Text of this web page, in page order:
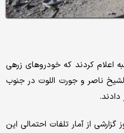
اعلام کردند که خودروهای زرهی
ناصر و جورت اللوت در جنوب
از آمار تلفات احتمالی این